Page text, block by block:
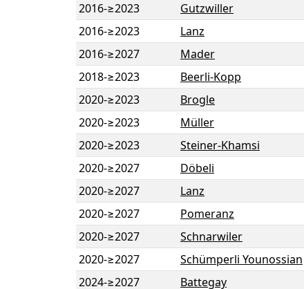
2016-≥2023 Gutzwiller
2016-≥2023 Lanz
2016-≥2027 Mader
2018-≥2023 Beerli-Kopp
2020-≥2023 Brogle
2020-≥2023 Müller
2020-≥2023 Steiner-Khamsi
2020-≥2027 Döbeli
2020-≥2027 Lanz
2020-≥2027 Pomeranz
2020-≥2027 Schnarwiler
2020-≥2027 Schümperli Younossian
2024-≥2027 Battegay